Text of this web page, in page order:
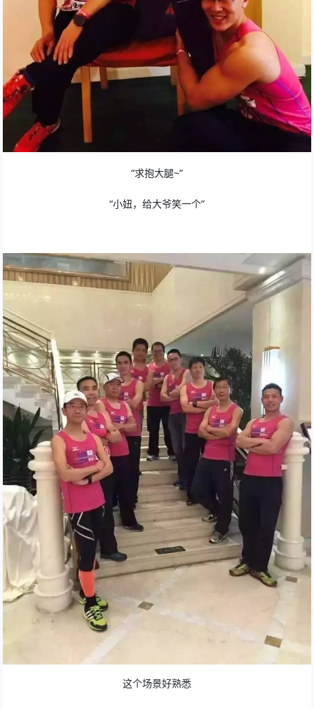
“求抱大腿~”
“小妞，给大爷笑一个”
这个场景好熟悉